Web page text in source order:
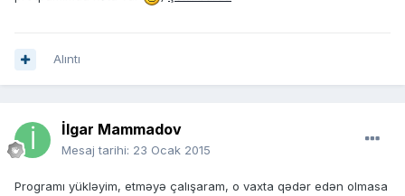
Alıntı
İlgar Mammadov
Mesaj tarihi: 23 Ocak 2015
Programı yükləyim, etməyə çalışaram, o vaxta qədər edən olmasa